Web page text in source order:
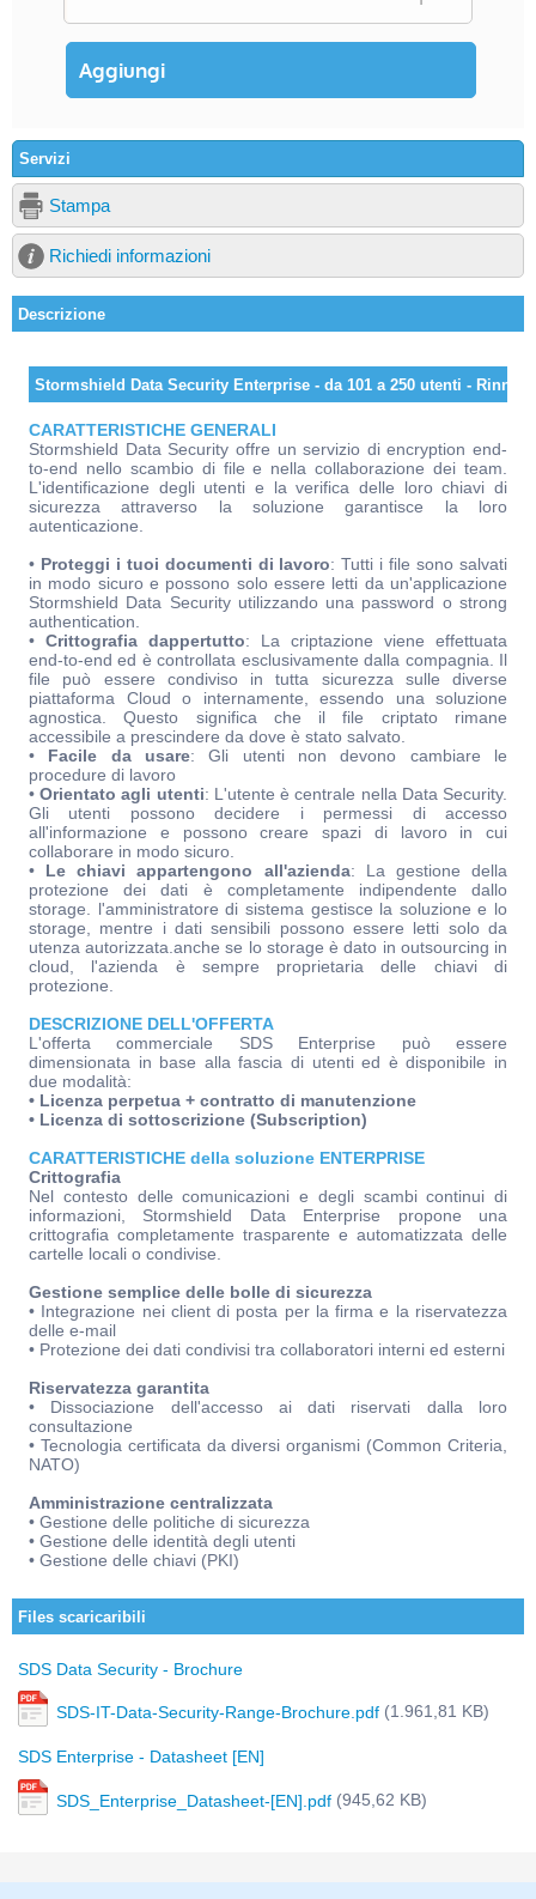
Servizi
Stampa
Richiedi informazioni
Descrizione
Stormshield Data Security Enterprise - da 101 a 250 utenti -
CARATTERISTICHE GENERALI
Stormshield Data Security offre un servizio di encryption end-
to-end nello scambio di file e nella collaborazione dei team.
L'identificazione degli utenti e la verifica delle loro chiavi di
sicurezza attraverso la soluzione garantisce la loro
autenticazione.
• Proteggi i tuoi documenti di lavoro: Tutti i file sono salvati
in modo sicuro e possono solo essere letti da un'applicazione
Stormshield Data Security utilizzando una password o strong
authentication.
• Crittografia dappertutto: La criptazione viene effettuata
end-to-end ed è controllata esclusivamente dalla compagnia. Il
file può essere condiviso in tutta sicurezza sulle diverse
piattaforma Cloud o internamente, essendo una soluzione
agnostica. Questo significa che il file criptato rimane
accessibile a prescindere da dove è stato salvato.
• Facile da usare: Gli utenti non devono cambiare le
procedure di lavoro
•Orientato agli utenti: L'utente è centrale nella Data Security.
Gli utenti possono decidere i permessi di accesso
all'informazione e possono creare spazi di lavoro in cui
collaborare in modo sicuro.
• Le chiavi appartengono all'azienda: La gestione della
protezione dei dati è completamente indipendente dallo
storage. l'amministratore di sistema gestisce la soluzione e lo
storage, mentre i dati sensibili possono essere letti solo da
utenza autorizzata.anche se lo storage è dato in outsourcing in
cloud, l'azienda è sempre proprietaria delle chiavi di
protezione.
DESCRIZIONE DELL'OFFERTA
L'offerta commerciale SDS Enterprise può essere
dimensionata in base alla fascia di utenti ed è disponibile in
due modalità:
• Licenza perpetua + contratto di manutenzione
• Licenza di sottoscrizione (Subscription)
CARATTERISTICHE della soluzione ENTERPRISE
Crittografia
Nel contesto delle comunicazioni e degli scambi continui di
informazioni, Stormshield Data Enterprise propone una
crittografia completamente trasparente e automatizzata delle
cartelle locali o condivise.
Gestione semplice delle bolle di sicurezza
• Integrazione nei client di posta per la firma e la riservatezza
delle e-mail
• Protezione dei dati condivisi tra collaboratori interni ed esterni
Riservatezza garantita
• Dissociazione dell'accesso ai dati riservati dalla loro
consultazione
• Tecnologia certificata da diversi organismi (Common Criteria,
NATO)
Amministrazione centralizzata
• Gestione delle politiche di sicurezza
• Gestione delle identità degli utenti
• Gestione delle chiavi (PKI)
Files scaricaribili
SDS Data Security - Brochure
SDS-IT-Data-Security-Range-Brochure.pdf (1.961,81 KB)
SDS Enterprise - Datasheet [EN]
SDS_Enterprise_Datasheet-[EN].pdf (945,62 KB)